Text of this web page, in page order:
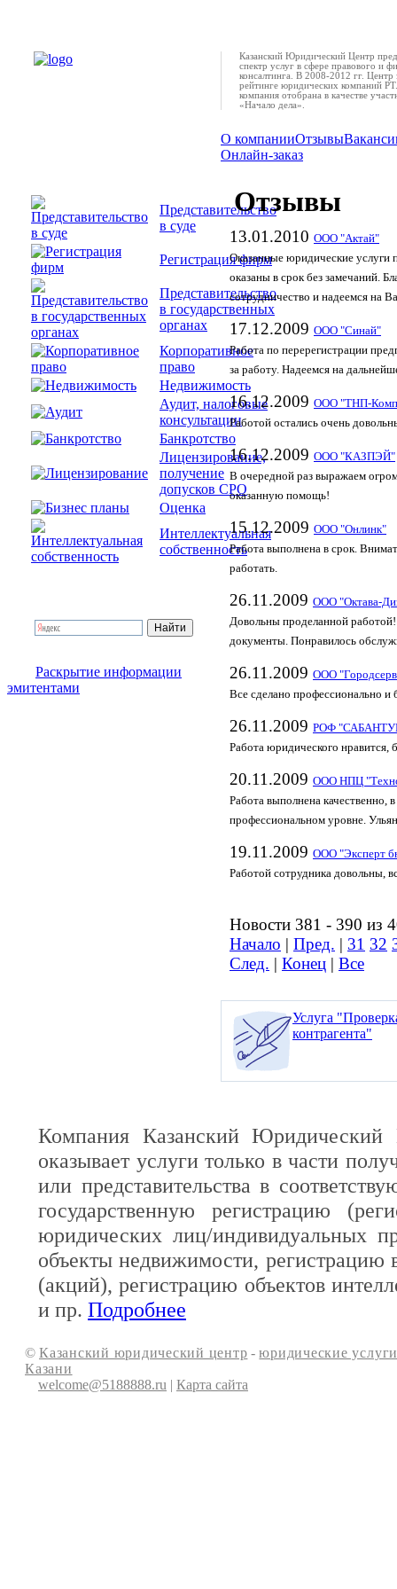
Представительство
в суде
Регистрация фирм
Представительство
в государственных
органах
Корпоративное
право
Недвижимость
Аудит, налоговые
консультации
Банкротство
Лицензирование,
получение
допусков СРО
Оценка
Интеллектуальная
собственность
Раскрытие информации
эмитентами
Казанский Юридический Центр
спектр услуг в сфере правового и
консалтинга. В 2008-2012 гг. Центр
рейтинге юридических компаний
компания отобрана в качестве
«Начало дела».
О компанииОтзывы
Онлайн-заказ
Отзывы
13.01.2010 ООО "Актай"
Оказанные юридические услуги
оказаны в срок без замечаний.
сотрудничество и надеемся на
17.12.2009 ООО "Синай"
Работа по перерегистрации
за работу. Надеемся на
16.12.2009 ООО "ТНП-
Работой остались очень
16.12.2009 ООО "КАЗПЭЙ"
В очередной раз выражаем
оказанную помощь!
15.12.2009 ООО "Онлинк"
Работа выполнена в срок.
работать.
26.11.2009 ООО "Октава-
Довольны проделанной
документы. Понравилось
26.11.2009 ООО
Все сделано профессионально
26.11.2009 РОФ
Работа юридического нравится,
20.11.2009 ООО НПЦ
Работа выполнена качественно,
профессиональном уровне.
19.11.2009 ООО "Эксперт
Работой сотрудника довольны,
Новости 381 - 390 из
Начало | Пред. | 31 32
След. | Конец | Все
Услуга
контрагента"
Компания Казанский Юридический
оказывает услуги только в части
или представительства в
государственную регистрацию
юридических лиц/индивидуальных
объекты недвижимости, регистрацию
(акций), регистрацию объектов
и пр. Подробнее
© Казанский юридический центр -юридические
Казани
welcome@5188888.ru | Карта сайта